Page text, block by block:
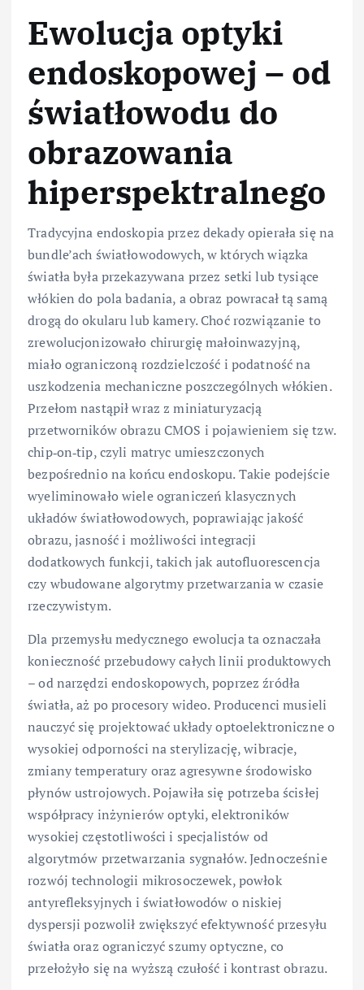
Ewolucja optyki
endoskopowej – od
światłowodu do
obrazowania
hiperspektralnego
Tradycyjna endoskopia przez dekady opierała się na
bundle’ach światłowodowych, w których wiązka
światła była przekazywana przez setki lub tysiące
włókien do pola badania, a obraz powracał tą samą
drogą do okularu lub kamery. Choć rozwiązanie to
zrewolucjonizowało chirurgię małoinwazyjną,
miało ograniczoną rozdzielczość i podatność na
uszkodzenia mechaniczne poszczególnych włókien.
Przełom nastąpił wraz z miniaturyzacją
przetworników obrazu CMOS i pojawieniem się tzw.
chip‑on‑tip, czyli matryc umieszczonych
bezpośrednio na końcu endoskopu. Takie podejście
wyeliminowało wiele ograniczeń klasycznych
układów światłowodowych, poprawiając jakość
obrazu, jasność i możliwości integracji
dodatkowych funkcji, takich jak autofluorescencja
czy wbudowane algorytmy przetwarzania w czasie
rzeczywistym.
Dla przemysłu medycznego ewolucja ta oznaczała
konieczność przebudowy całych linii produktowych
– od narzędzi endoskopowych, poprzez źródła
światła, aż po procesory wideo. Producenci musieli
nauczyć się projektować układy optoelektroniczne o
wysokiej odporności na sterylizację, wibracje,
zmiany temperatury oraz agresywne środowisko
płynów ustrojowych. Pojawiła się potrzeba ścisłej
współpracy inżynierów optyki, elektroników
wysokiej częstotliwości i specjalistów od
algorytmów przetwarzania sygnałów. Jednocześnie
rozwój technologii mikrosoczewek, powłok
antyrefleksyjnych i światłowodów o niskiej
dyspersji pozwolił zwiększyć efektywność przesyłu
światła oraz ograniczyć szumy optyczne, co
przełożyło się na wyższą czułość i kontrast obrazu.